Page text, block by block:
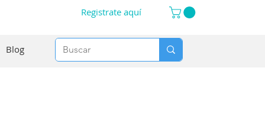
Registrate aquí
Blog